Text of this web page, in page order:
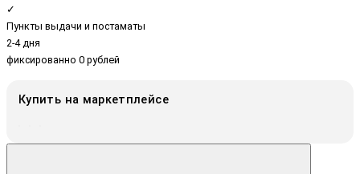
✓
Пункты выдачи и постаматы
2-4 дня
фиксированно 0 рублей
Купить на маркетплейсе